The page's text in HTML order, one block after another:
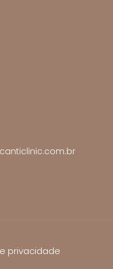
privacidade